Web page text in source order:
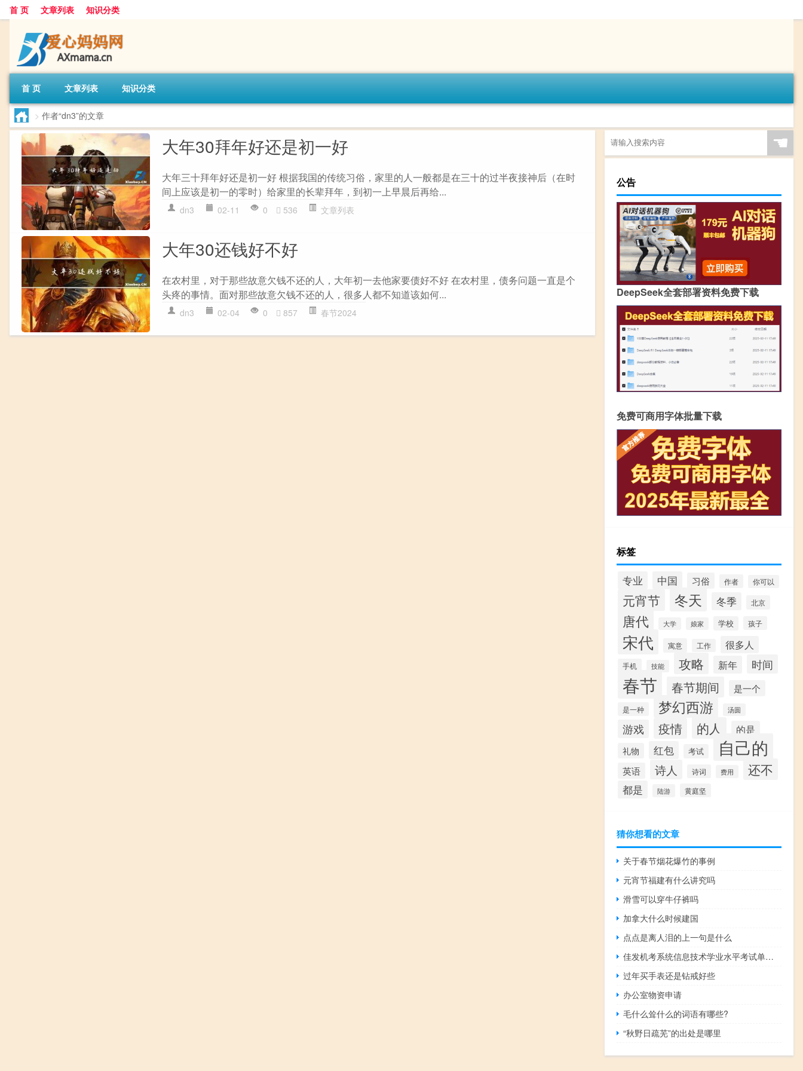
首 页 文章列表 知识分类
首 页 文章列表 知识分类
> 作者“dn3”的文章
大年30拜年好还是初一好
大年三十拜年好还是初一好 根据我国的传统习俗，家里的人一般都是在三十的过半夜接神后（在时
间上应该是初一的零时）给家里的长辈拜年，到初一上早晨后再给...
dn3 02-11 0 536 文章列表
大年30还钱好不好
在农村里，对于那些故意欠钱不还的人，大年初一去他家要债好不好 在农村里，债务问题一直是个
头疼的事情。面对那些故意欠钱不还的人，很多人都不知道该如何...
dn3 02-04 0 857 春节2024
☚
公告
DeepSeek全套部署资料免费下载
免费可商用字体批量下载
标签
专业 中国 习俗 作者 你可以
元宵节 冬天 冬季 北京
唐代 大学 娘家 学校 孩子
宋代 寓意 工作 很多人
手机 技能 攻略 新年 时间
春节 春节期间 是一个
是一种 梦幻西游 汤圆
游戏 疫情 的人 的是
礼物 红包 考试 自己的
英语 诗人 诗词 费用 还不
都是 陆游 黄庭坚
猜你想看的文章
关于春节烟花爆竹的事例
元宵节福建有什么讲究吗
滑雪可以穿牛仔裤吗
加拿大什么时候建国
点点是离人泪的上一句是什么
佳发机考系统信息技术学业水平考试单机版 V1.2.5 官方版（佳发机考系统信息技术学业水平考试单机版 V1.2.5 官方版功能简介）
过年买手表还是钻戒好些
办公室物资申请
毛什么耸什么的词语有哪些?
“秋野日疏芜”的出处是哪里